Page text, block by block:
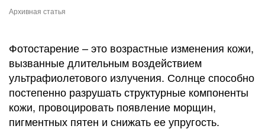
Архивная статья
Фотостарение – это возрастные изменения кожи,
вызванные длительным воздействием
ультрафиолетового излучения. Солнце способно
постепенно разрушать структурные компоненты
кожи, провоцировать появление морщин,
пигментных пятен и снижать ее упругость.